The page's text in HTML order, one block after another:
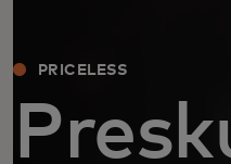
PRICELESS